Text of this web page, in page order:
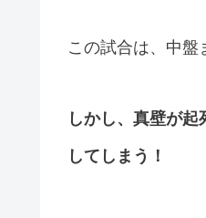
この試合は、中盤
しかし、真壁が
してしまう！